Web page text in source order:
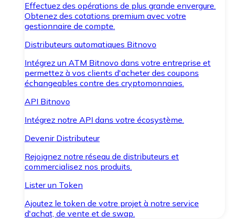
Effectuez des opérations de plus grande envergure.
Obtenez des cotations premium avec votre
gestionnaire de compte.
Distributeurs automatiques Bitnovo
Intégrez un ATM Bitnovo dans votre entreprise et
permettez à vos clients d'acheter des coupons
échangeables contre des cryptomonnaies.
API Bitnovo
Intégrez notre API dans votre écosystème.
Devenir Distributeur
Rejoignez notre réseau de distributeurs et
commercialisez nos produits.
Lister un Token
Ajoutez le token de votre projet à notre service
d'achat, de vente et de swap.